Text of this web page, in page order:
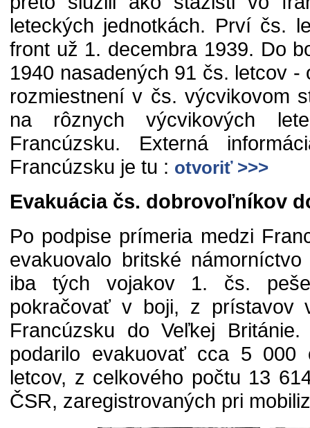
leteckých jednotkách. Prví čs.
front už 1. decembra 1939. Do
1940 nasadených 91 čs. letcov
rozmiestnení v čs. výcvikovom
na rôznych výcvikových
Francúzsku. Externá
Francúzsku je tu : otvoriť >>>
Evakuácia čs. dobrovoľníkov
Po podpise prímeria medzi
evakuovalo britské
iba tých vojakov 1. čs.
pokračovať v boji, z prístavov
Francúzsku do Veľkej
podarilo evakuovať cca 5
letcov, z celkového počtu 13
ČSR, zaregistrovaných pri